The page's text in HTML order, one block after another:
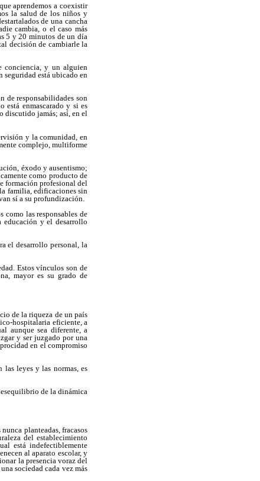
aprendemos a coexistir
la salud de los niños y
de una cancha
cambia, o el caso más
5 y 20 minutos de un día
decisión de cambiarle la
conciencia, y un alguien
seguridad está ubicado en
de responsabilidades son
está enmascarado y si es
discutido jamás; así, en el
y la comunidad, en
complejo, multiforme
éxodo y ausentismo;
como producto de
formación profesional del
familia, edificaciones sin
sí a su profundización.
como las responsables de
educación y el desarrollo
el desarrollo personal, la
Estos vínculos son de
mayor es su grado de
de la riqueza de un país
hospitalaria eficiente, a
aunque sea diferente, a
y ser juzgado por una
en el compromiso
las leyes y las normas, es
de la dinámica
planteadas, fracasos
del establecimiento
está indefectiblemente
al aparato escolar, y
la presencia voraz del
sociedad cada vez más